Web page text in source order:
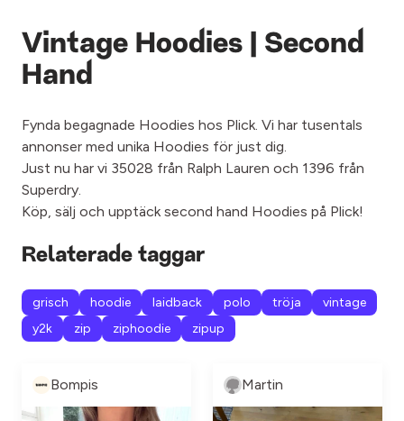
Vintage Hoodies | Second
Hand
Fynda begagnade Hoodies hos Plick. Vi har tusentals
annonser med unika Hoodies för just dig.
Just nu har vi 35028 från Ralph Lauren och 1396 från
Superdry.
Köp, sälj och upptäck second hand Hoodies på Plick!
Relaterade taggar
grisch hoodie laidback polo tröja
vintage
y2k
zip ziphoodie zipup
Bompis Martin